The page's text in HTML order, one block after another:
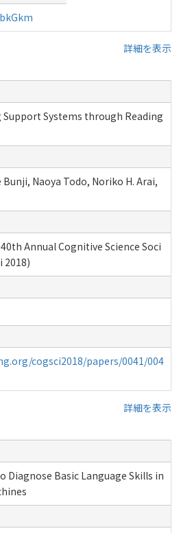
詳細を表示
Support Systems through Reading
Naoya Todo, Noriko H. Arai,
Annual Cognitive Science Soci
2018)
cogsci2018/papers/0041/004
詳細を表示
Diagnose Basic Language Skills in